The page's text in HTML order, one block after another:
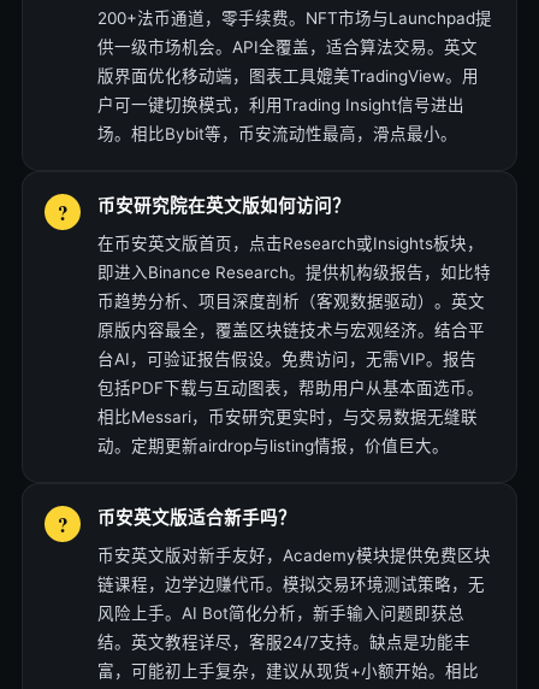
200+法币通道，零手续费。NFT市场与Launchpad提
供一级市场机会。API全覆盖，适合算法交易。英文
版界面优化移动端，图表工具媲美TradingView。用
户可一键切换模式，利用Trading Insight信号进出
场。相比Bybit等，币安流动性最高，滑点最小。
币安研究院在英文版如何访问？
在币安英文版首页，点击Research或Insights板块，
即进入Binance Research。提供机构级报告，如比特
币趋势分析、项目深度剖析（客观数据驱动）。英文
原版内容最全，覆盖区块链技术与宏观经济。结合平
台AI，可验证报告假设。免费访问，无需VIP。报告
包括PDF下载与互动图表，帮助用户从基本面选币。
相比Messari，币安研究更实时，与交易数据无缝联
动。定期更新airdrop与listing情报，价值巨大。
币安英文版适合新手吗？
币安英文版对新手友好，Academy模块提供免费区块
链课程，边学边赚代币。模拟交易环境测试策略，无
风险上手。AI Bot简化分析，新手输入问题即获总
结。英文教程详尽，客服24/7支持。缺点是功能丰
富，可能初上手复杂，建议从现货+小额开始。相比